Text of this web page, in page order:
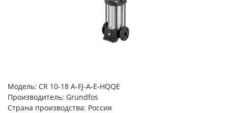
Модель: CR 10-18 A-FJ-A-E-HQQE
Производитель: Grundfos
Страна производства: Россия